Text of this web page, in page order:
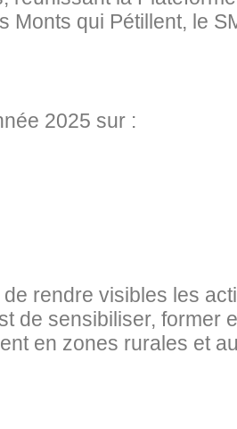
Monts qui Pétillent, le
2025 sur :
rendre visibles les
de sensibiliser, former
en zones rurales et au